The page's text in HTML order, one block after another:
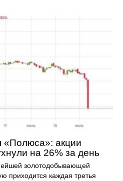
«Полюса»: акции
на 26% за день
золотодобывающей
приходится каждая третья